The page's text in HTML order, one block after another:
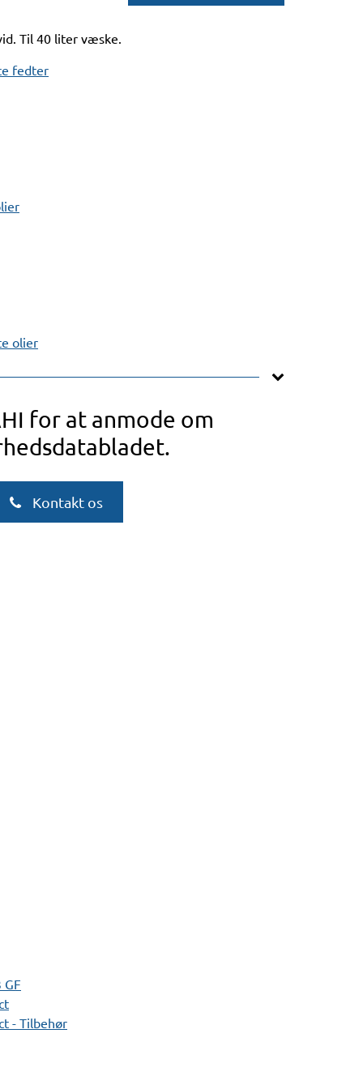
fedter
olier
GF
- Tilbehør
Til 40 liter væske.
for at anmode om
Kontakt os